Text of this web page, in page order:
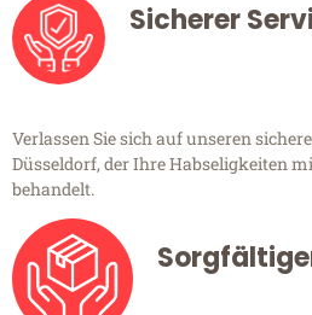
Sicherer
Verlassen Sie sich auf unseren
Düsseldorf, der Ihre Habseligkeiten
behandelt.